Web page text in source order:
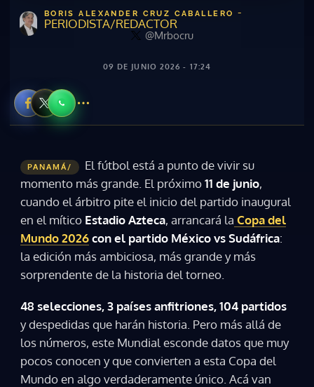
BORIS ALEXANDER CRUZ CABALLERO -
PERIODISTA/REDACTOR
@Mrbocru
09 DE JUNIO 2026 - 17:24
PANAMÁ/
El fútbol está a punto de vivir su
momento más grande. El próximo11 de junio,
cuando el árbitro pite el inicio del partido inaugural
en el mítico Estadio Azteca, arrancará la Copa del
Mundo 2026con el partido México vs Sudáfrica:
la edición más ambiciosa, más grande y más
sorprendente de la historia del torneo.
48 selecciones, 3 países anfitriones, 104 partidos
y despedidas que harán historia. Pero más allá de
los números, este Mundial esconde datos que muy
pocos conocen y que convierten a esta Copa del
Mundo en algo verdaderamente único. Acá van